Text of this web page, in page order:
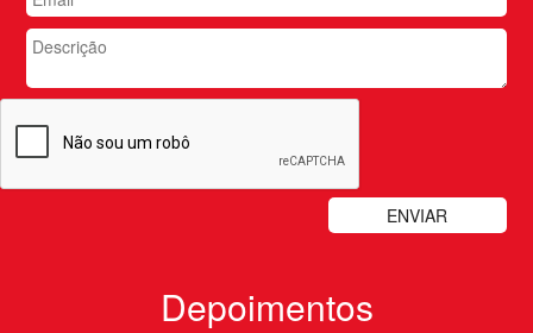
Depoimentos